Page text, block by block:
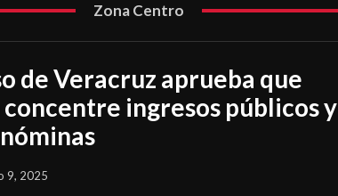
Zona Centro
de Veracruz aprueba que
ingresos públicos y
9, 2025